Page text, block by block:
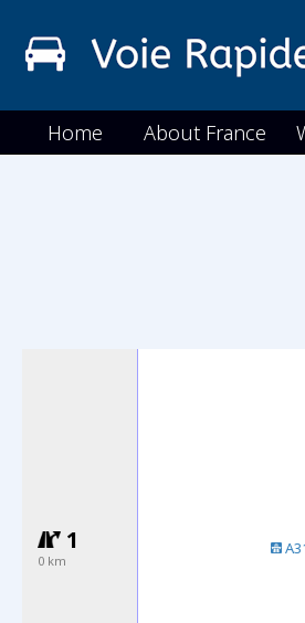
Home About France
1
0 km